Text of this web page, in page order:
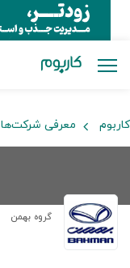
کاربوم معرفی شرکت‌ها
گروه بهمن